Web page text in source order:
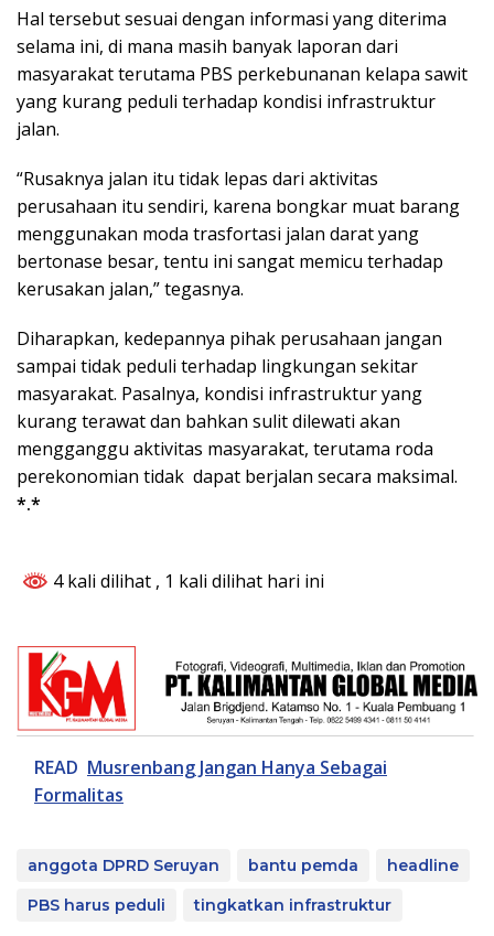
Hal tersebut sesuai dengan informasi yang diterima
selama ini, di mana masih banyak laporan dari
masyarakat terutama PBS perkebunanan kelapa sawit
yang kurang peduli terhadap kondisi infrastruktur
jalan.
“Rusaknya jalan itu tidak lepas dari aktivitas
perusahaan itu sendiri, karena bongkar muat barang
menggunakan moda trasfortasi jalan darat yang
bertonase besar, tentu ini sangat memicu terhadap
kerusakan jalan,” tegasnya.
Diharapkan, kedepannya pihak perusahaan jangan
sampai tidak peduli terhadap lingkungan sekitar
masyarakat. Pasalnya, kondisi infrastruktur yang
kurang terawat dan bahkan sulit dilewati akan
mengganggu aktivitas masyarakat, terutama roda
perekonomian tidak dapat berjalan secara maksimal.
*.*
4 kali dilihat , 1 kali dilihat hari ini
READ Musrenbang Jangan Hanya Sebagai
Formalitas
anggota DPRD Seruyan bantu pemda
headline
PBS harus peduli
tingkatkan infrastruktur